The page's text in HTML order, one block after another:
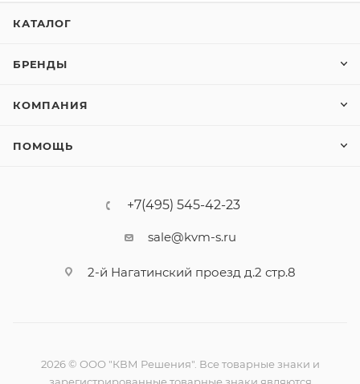
КАТАЛОГ
БРЕНДЫ
КОМПАНИЯ
ПОМОЩЬ
+7(495) 545-42-23
sale@kvm-s.ru
2-й Нагатинский проезд д.2 стр.8
2026 © ООО "КВМ Решения". Все товарные знаки и